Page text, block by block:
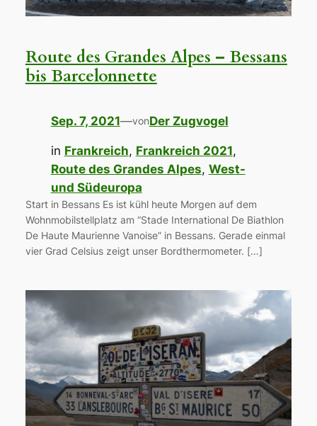
Route des Grandes Alpes – Bessans
bis Barcelonnette
Sep. 7, 2021—vonDer Zugvogel
in Frankreich, Frankreich 2021
Route des Grandes Alpes, West-
und Südeuropa
Start in Bessans Es ist kühl heute Morgen auf dem
Wohnmobilstellplatz am “Stade International De Biathlon
De Haute Maurienne Vanoise” in Bessans. Gerade einmal
vier Grad Celsius zeigt unser Bordthermometer. […]